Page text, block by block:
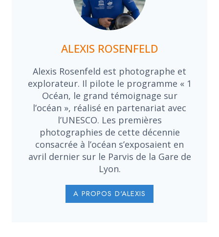
ALEXIS ROSENFELD
Alexis Rosenfeld est photographe et
explorateur. Il pilote le programme « 1
Océan, le grand témoignage sur
l’océan », réalisé en partenariat avec
l’UNESCO. Les premières
photographies de cette décennie
consacrée à l’océan s’exposaient en
avril dernier sur le Parvis de la Gare de
Lyon.
A PROPOS D'ALEXIS